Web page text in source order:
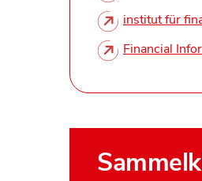
institut für
Financial